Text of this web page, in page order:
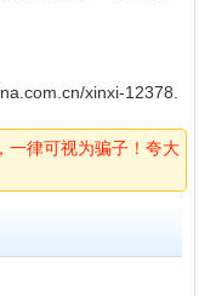
xinxi-12378.
一律可视为骗子！夸大